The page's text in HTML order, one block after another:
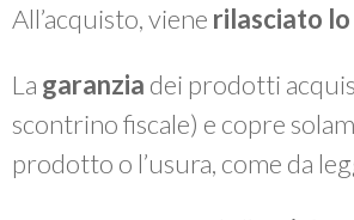
All’acquisto, viene rilasciato lo
La garanzia dei prodotti
scontrino fiscale) e copre
prodotto o l’usura, come da